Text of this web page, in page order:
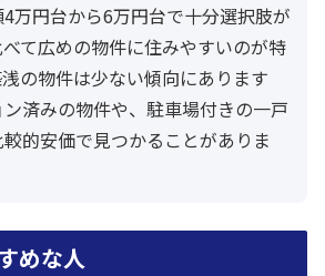
万円台から6万円台で十分選択肢が
て広めの物件に住みやすいのが特
の物件は少ない傾向にあります
済みの物件や、駐車場付きの一戸
的安価で見つかることがありま
めな人